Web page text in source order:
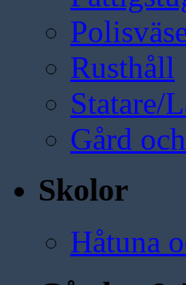
Rusthåll
Statare/
Gård
Skolor
Håtuna